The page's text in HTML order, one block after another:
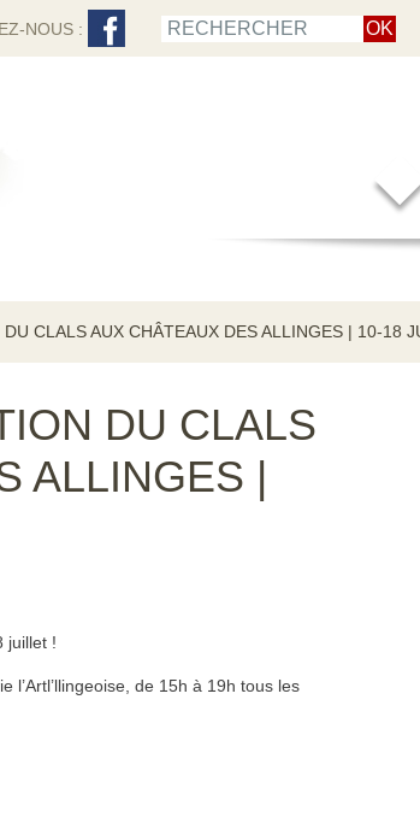
NOUS :
CLALS AUX CHÂTEAUX DES ALLINGES | 10-18
DU CLALS
ALLINGES |
juillet !
l’Artl’llingeoise, de 15h à 19h tous les